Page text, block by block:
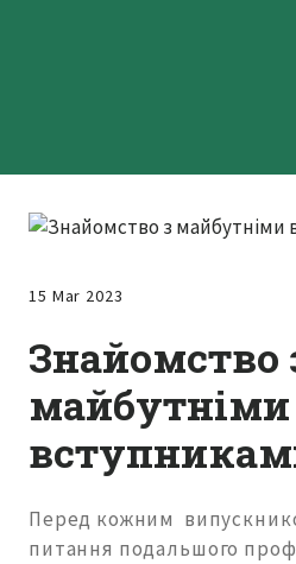
15 Mar 2023
Знайомство
майбутніми
Перед кожним
питання подальшого